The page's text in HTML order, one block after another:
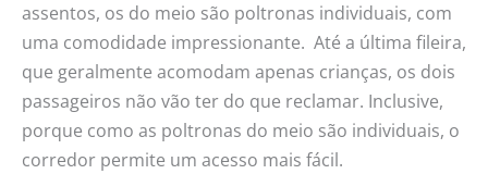
assentos, os do meio são poltronas individuais, com
uma comodidade impressionante. Até a última fileira,
que geralmente acomodam apenas crianças, os dois
passageiros não vão ter do que reclamar. Inclusive,
porque como as poltronas do meio são individuais, o
corredor permite um acesso mais fácil.